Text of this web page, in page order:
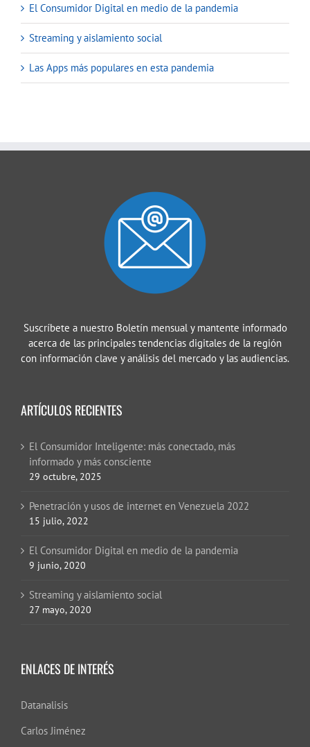
El Consumidor Digital en medio de la pandemia
Streaming y aislamiento social
Las Apps más populares en esta pandemia
Suscríbete a nuestro Boletín mensual y mantente informado
acerca de las principales tendencias digitales de la región
con información clave y análisis del mercado y las audiencias.
ARTÍCULOS RECIENTES
El Consumidor Inteligente: más conectado, más
informado y más consciente
29 octubre, 2025
Penetración y usos de internet en Venezuela 2022
15 julio, 2022
El Consumidor Digital en medio de la pandemia
9 junio, 2020
Streaming y aislamiento social
27 mayo, 2020
ENLACES DE INTERÉS
Datanalisis
Carlos Jiménez